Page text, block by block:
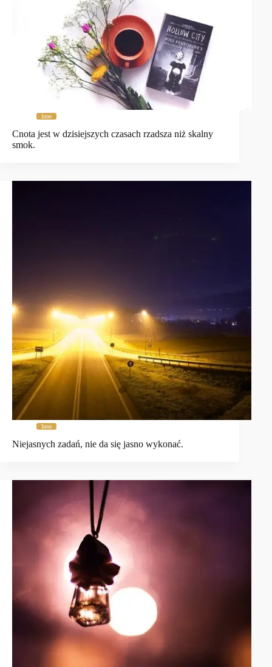
Inne
Cnota jest w dzisiejszych czasach rzadsza niż skalny
smok.
Inne
Niejasnych zadań, nie da się jasno wykonać.